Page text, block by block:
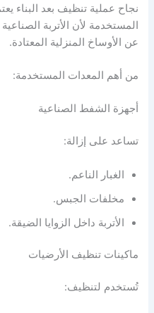
نجاح عملية تنظيف بعد البناء
المستخدمة لأن الأتربة
عن الأوساخ المنزلية المعتادة.
من أهم المعدات المستخدمة:
أجهزة الشفط الصناعية
تساعد على إزالة:
الغبار الناعم.
مخلفات الجبس.
الأتربة داخل الزوايا الضيقة.
ماكينات تنظيف الأرضيات
تُستخدم لتنظيف: